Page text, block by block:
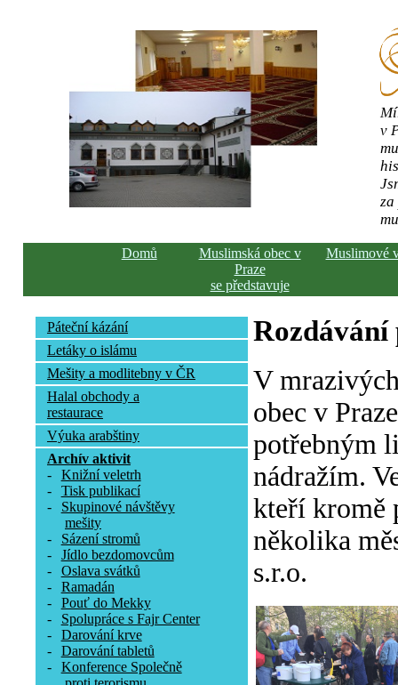
v
Domů
Muslimská obec v
Praze
se představuje
Muslimové
Páteční kázání
Letáky o islámu
Mešity a modlitebny v ČR
Halal obchody a
restaurace
Výuka arabštiny
Archív aktivit
-
Knižní veletrh
-
Tisk publikací
-
Skupinové návštěvy
mešity
-
Sázení stromů
-
Jídlo bezdomovcům
-
Oslava svátků
-
Ramadán
-
Pouť do Mekky
-
Spolupráce s Fajr Center
-
Darování krve
-
Darování tabletů
-
Konference Společně
Rozdávání
V
obec v
potřebným
nádražím.
kteří kromě
několika
s.r.o.